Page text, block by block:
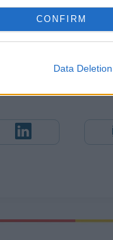
CONFIRM
Data Deletion